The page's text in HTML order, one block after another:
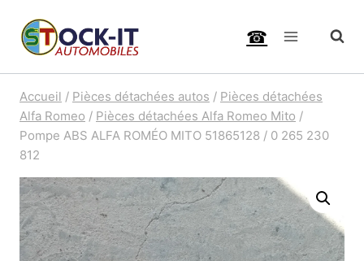
☎
Accueil / Pièces détachées autos / Pièces détachées
Alfa Romeo / Pièces détachées Alfa Romeo Mito /
Pompe ABS ALFA ROMÉO MITO 51865128 / 0 265 230
812